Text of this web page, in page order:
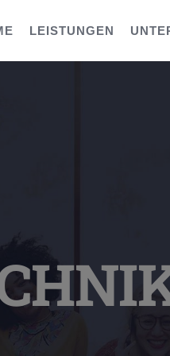
LEISTUNGEN